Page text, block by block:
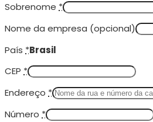
Sobrenome *
Nome da empresa (opcional)
País *Brasil
CEP *
Endereço *
Número *